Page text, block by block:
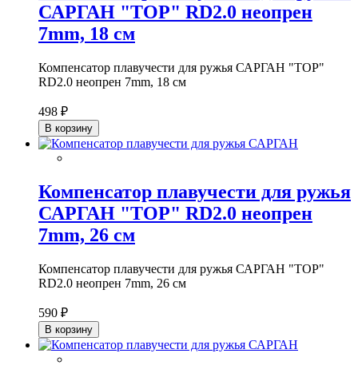
САРГАН "ТОР" RD2.0 неопрен
7mm, 18 см
Компенсатор плавучести для ружья САРГАН "ТОР"
RD2.0 неопрен 7mm, 18 см
498 ₽
В корзину
Компенсатор плавучести для ружья
САРГАН "ТОР" RD2.0 неопрен
7mm, 26 см
Компенсатор плавучести для ружья САРГАН "ТОР"
RD2.0 неопрен 7mm, 26 см
590 ₽
В корзину